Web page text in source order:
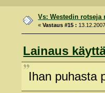
Vs: Westedin rotseja
«Vastaus #15 :
Lainaus
Ihan puhasta